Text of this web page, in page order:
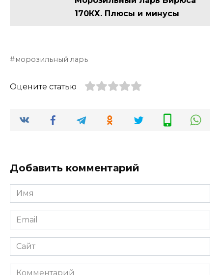
170КХ. Плюсы и минусы
морозильный ларь
Оцените статью
Добавить комментарий
Имя
*
Email
*
Сайт
Комментарий